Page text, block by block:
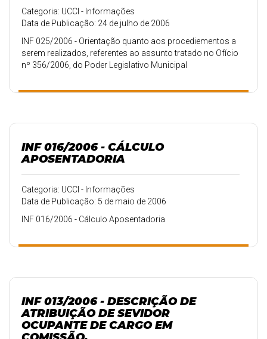
Categoria: UCCI - Informações
Data de Publicação: 24 de julho de 2006
INF 025/2006 - Orientação quanto aos procediementos a
serem realizados, referentes ao assunto tratado no Ofício
nº 356/2006, do Poder Legislativo Municipal
INF 016/2006 - CÁLCULO
APOSENTADORIA
Categoria: UCCI - Informações
Data de Publicação: 5 de maio de 2006
INF 016/2006 - Cálculo Aposentadoria
INF 013/2006 - DESCRIÇÃO DE
ATRIBUIÇÃO DE SEVIDOR
OCUPANTE DE CARGO EM